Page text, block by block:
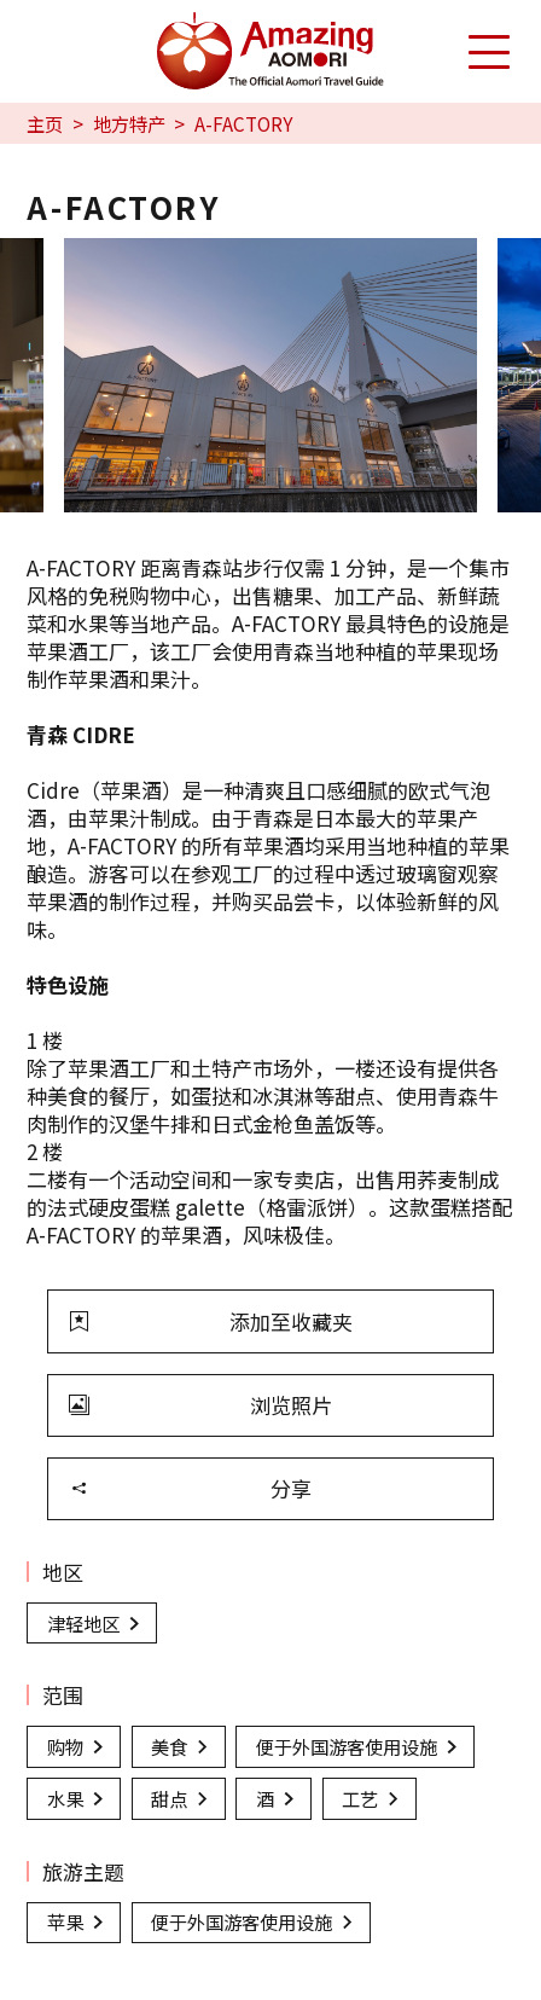
主页 地方特产 A-FACTORY
A-FACTORY
A-FACTORY 距离青森站步行仅需 1 分钟，是一个集市
风格的免税购物中心，出售糖果、加工产品、新鲜蔬
菜和水果等当地产品。A-FACTORY 最具特色的设施是
苹果酒工厂，该工厂会使用青森当地种植的苹果现场
制作苹果酒和果汁。
青森 CIDRE
Cidre（苹果酒）是一种清爽且口感细腻的欧式气泡
酒，由苹果汁制成。由于青森是日本最大的苹果产
地，A-FACTORY 的所有苹果酒均采用当地种植的苹果
酿造。游客可以在参观工厂的过程中透过玻璃窗观察
苹果酒的制作过程，并购买品尝卡，以体验新鲜的风
味。
特色设施
1 楼
除了苹果酒工厂和土特产市场外，一楼还设有提供各
种美食的餐厅，如蛋挞和冰淇淋等甜点、使用青森牛
肉制作的汉堡牛排和日式金枪鱼盖饭等。
2 楼
二楼有一个活动空间和一家专卖店，出售用荞麦制成
的法式硬皮蛋糕 galette（格雷派饼）。这款蛋糕搭配
A-FACTORY 的苹果酒，风味极佳。
添加至收藏夹
浏览照片
分享
地区
津轻地区
范围
购物 美食
便于外国游客使用设施
水果
甜点 酒 工艺
旅游主题
苹果 便于外国游客使用设施